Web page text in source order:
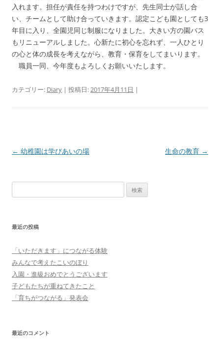
入れます。担任が責任を持つわけですが、先生同士が話し合
い、チームとして助け合っていきます。認定こども園としても3
年目に入り、全園児同じ制服になりました。大きい方の園バス
もリニューアルしました。心新たに初心を忘れず、一人ひとり
の心と体の成長を考えながら、教育・保育をしてまいります。
職員一同、今年度もよろしくお願いいたします。
カテゴリー: Diary | 投稿日:2017年4月11日 |
投
ョ
ン
← 幼稚園は学びあいの場 生命の教育 →
索:
最近の投稿
「いただきます」につながる体験
みんなで考えたこいのぼり
入園・進級おめでとうございます
子どもたちが重ねてきたこと
「育ちがつながる」発表会
最近のコメント